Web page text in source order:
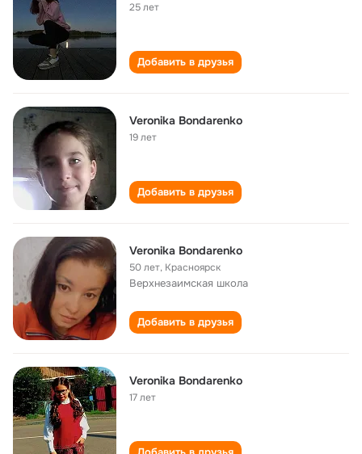
25 лет
Добавить в друзья
Veronika Bondarenko
19 лет
Добавить в друзья
Veronika Bondarenko
50 лет, Красноярск
Верхнезаимская школа
Добавить в друзья
Veronika Bondarenko
17 лет